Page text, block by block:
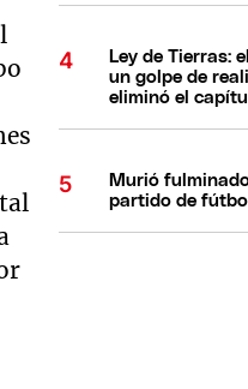
Ley de Tierras:
un golpe de
eliminó el
Murió
partido de